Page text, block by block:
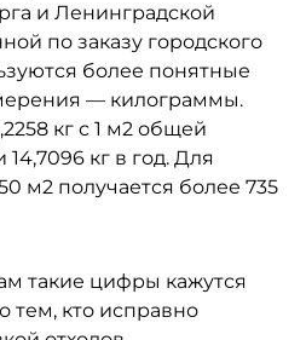
и Ленинградской
по заказу городского
более понятные
— килограммы.
кг с 1 м2 общей
кг в год. Для
м2 получается более 735
такие цифры кажутся
тем, кто исправно